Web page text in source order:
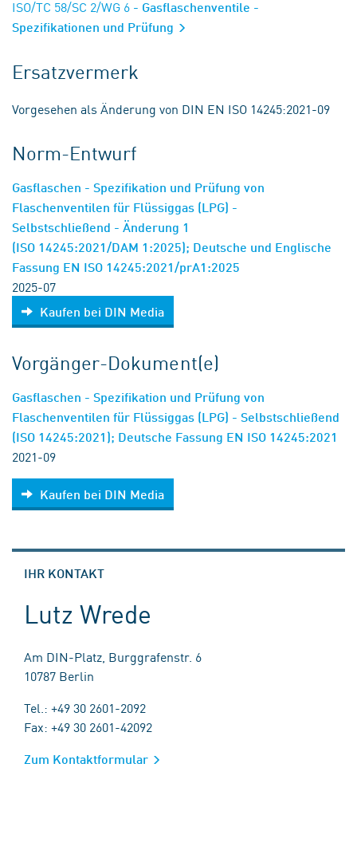
ISO/TC 58/SC 2/WG 6 - Gasflaschenventile -
Spezifikationen und Prüfung
Ersatzvermerk
Vorgesehen als Änderung von DIN EN ISO 14245:2021-09
Norm-Entwurf
Gasflaschen - Spezifikation und Prüfung von
Flaschenventilen für Flüssiggas (LPG) -
Selbstschließend - Änderung 1
(ISO 14245:2021/DAM 1:2025); Deutsche und Englische
Fassung EN ISO 14245:2021/prA1:2025
2025-07
Kaufen bei DIN Media
Vorgänger-Dokument(e)
Gasflaschen - Spezifikation und Prüfung von
Flaschenventilen für Flüssiggas (LPG) - Selbstschließend
(ISO 14245:2021); Deutsche Fassung EN ISO 14245:2021
2021-09
Kaufen bei DIN Media
IHR KONTAKT
Lutz Wrede
Am DIN-Platz, Burggrafenstr. 6
10787 Berlin
Tel.: +49 30 2601-2092
Fax: +49 30 2601-42092
Zum Kontaktformular